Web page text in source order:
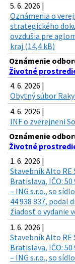
5. 6. 2026 |
Oznámenia o
strategického
ovzdušia pre
kraj (14,4 kB)
Oznámenie
Životné
4. 6. 2026 |
Obytný súbor
4. 6. 2026 |
INF o zverejneni
Oznámenie
Životné
1. 6. 2026 |
Stavebník Alto RE
Bratislava, IČO:
– ING s.r.o., so
44 938 837, podal
žiadosť o vydanie
1. 6. 2026 |
Stavebník Alto RE
Bratislava, IČO:
– ING s.r.o., so